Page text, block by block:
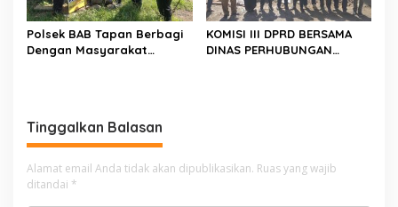
Polsek BAB Tapan Berbagi
Dengan Masyarakat
KOMISI III DPRD BERSAMA
DINAS PERHUBUNGAN
Tinggalkan Balasan
Alamat email Anda tidak akan dipublikasikan. Ruas yang wajib
ditandai *